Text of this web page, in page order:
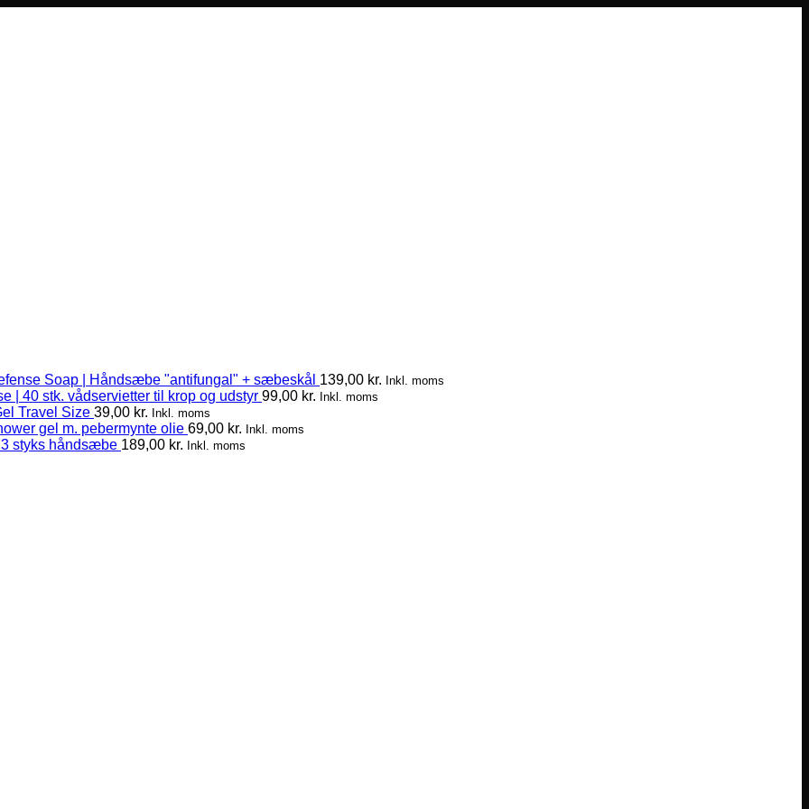
Soap | Håndsæbe "antifungal" + sæbeskål 139,00 kr. Inkl. moms
| 40 stk. vådservietter til krop og udstyr 99,00 kr. Inkl. moms
Travel Size 39,00 kr. Inkl. moms
gel m. pebermynte olie 69,00 kr. Inkl. moms
styks håndsæbe 189,00 kr. Inkl. moms